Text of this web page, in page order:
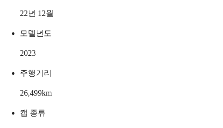
22년 12월
모델년도
2023
주행거리
26,499km
캡 종류